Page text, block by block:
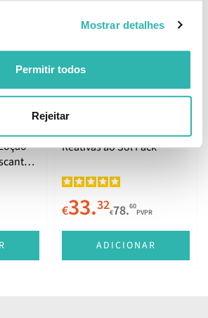
Mostrar detalhes
Permitir todos
Rejeitar
ADICIONAR
Piz Buin Peles Sensíveis e
Reativas ao Sol Pack
€33.32€78.60
PVPR
ADICIONAR